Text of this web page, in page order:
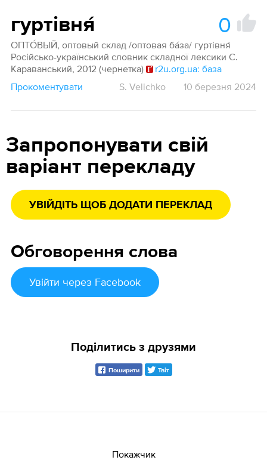
гуртівня́ 0
ОПТО́ВЫЙ, оптовый склад /оптовая ба́за/ гуртівня́
Російсько-український словник складної лексики С.
Караванський, 2012 (чернетка)
r2u.org.ua: база
Прокоментувати
S. Velichko 10 березня 2024
Запропонувати свій
варіант перекладу
УВІЙДІТЬ ЩОБ ДОДАТИ ПЕРЕКЛАД
Обговорення слова
Увійти через Facebook
Поділитись з друзями
Поширити Твіт
Покажчик